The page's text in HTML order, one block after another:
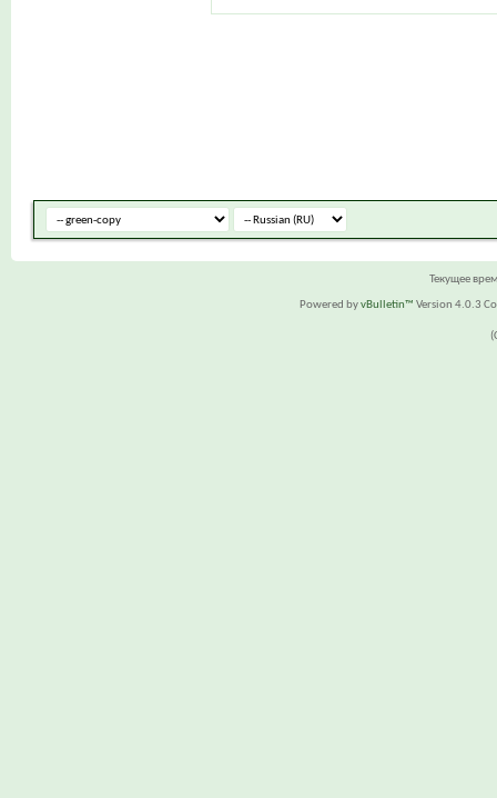
Текущее
Powered byvBulletin™ Version 4.0.3